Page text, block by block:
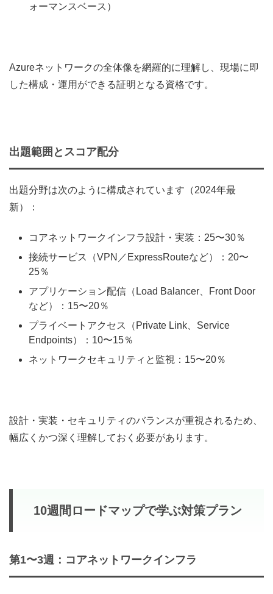
ォーマンスベース）
Azureネットワークの全体像を網羅的に理解し、現場に即
した構成・運用ができる証明となる資格です。
出題範囲とスコア配分
出題分野は次のように構成されています（2024年最
新）：
コアネットワークインフラ設計・実装：25〜30％
接続サービス（VPN／ExpressRouteなど）：20〜
25％
アプリケーション配信（Load Balancer、Front Door
など）：15〜20％
プライベートアクセス（Private Link、Service
Endpoints）：10〜15％
ネットワークセキュリティと監視：15〜20％
設計・実装・セキュリティのバランスが重視されるため、
幅広くかつ深く理解しておく必要があります。
10週間ロードマップで学ぶ対策プラン
第1〜3週：コアネットワークインフラ